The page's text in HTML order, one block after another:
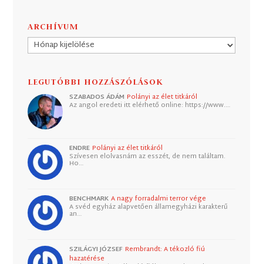
ARCHÍVUM
Archívum
LEGUTÓBBI HOZZÁSZÓLÁSOK
SZABADOS ÁDÁM Polányi az élet titkáról
Az angol eredeti itt elérhető online: https://www.…
ENDRE Polányi az élet titkáról
Szívesen elolvasnám az esszét, de nem találtam.
Ho…
BENCHMARK A nagy forradalmi terror vége
A svéd egyház alapvetően államegyházi karakterű
an…
SZILÁGYI JÓZSEF Rembrandt: A tékozló fiú
hazatérése